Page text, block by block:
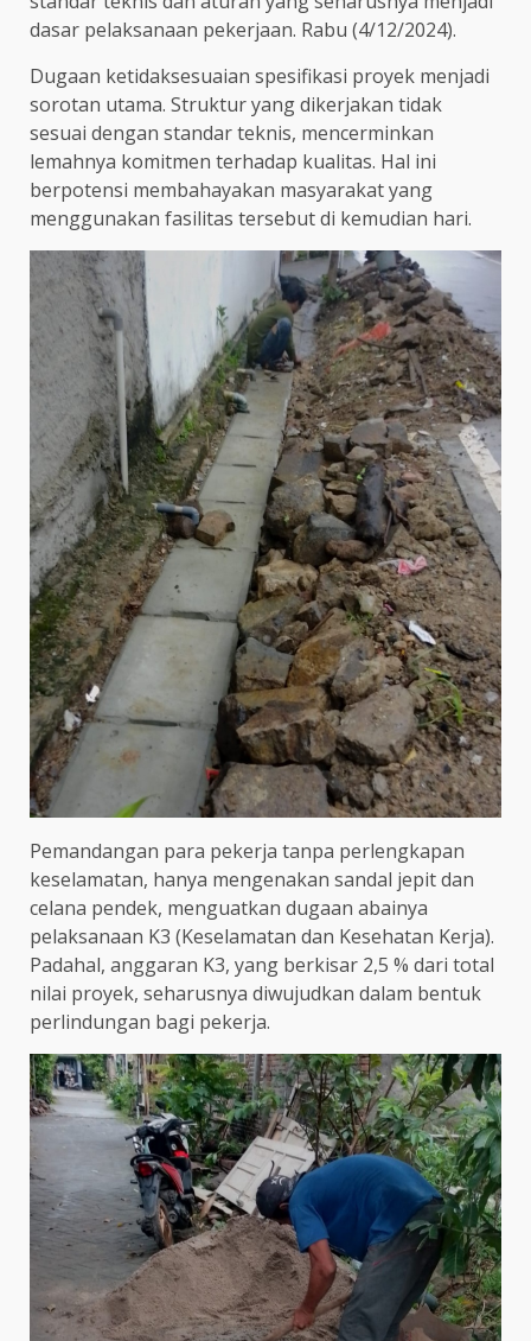
dasar pelaksanaan pekerjaan. Rabu (4/12/2024).
Dugaan ketidaksesuaian spesifikasi proyek menjadi
sorotan utama. Struktur yang dikerjakan tidak
sesuai dengan standar teknis, mencerminkan
lemahnya komitmen terhadap kualitas. Hal ini
berpotensi membahayakan masyarakat yang
menggunakan fasilitas tersebut di kemudian hari.
Pemandangan para pekerja tanpa perlengkapan
keselamatan, hanya mengenakan sandal jepit dan
celana pendek, menguatkan dugaan abainya
pelaksanaan K3 (Keselamatan dan Kesehatan Kerja).
Padahal, anggaran K3, yang berkisar 2,5 % dari total
nilai proyek, seharusnya diwujudkan dalam bentuk
perlindungan bagi pekerja.